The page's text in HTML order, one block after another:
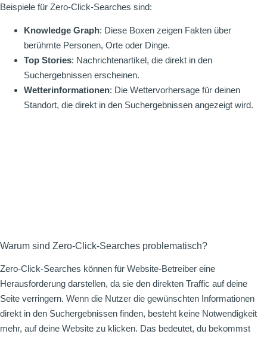
Beispiele für Zero-Click-Searches sind:
Knowledge Graph: Diese Boxen zeigen Fakten über
berühmte Personen, Orte oder Dinge.
Top Stories: Nachrichtenartikel, die direkt in den
Suchergebnissen erscheinen.
Wetterinformationen: Die Wettervorhersage für deinen
Standort, die direkt in den Suchergebnissen angezeigt wird.
Warum sind Zero-Click-Searches problematisch?
Zero-Click-Searches können für Website-Betreiber eine
Herausforderung darstellen, da sie den direkten Traffic auf deine
Seite verringern. Wenn die Nutzer die gewünschten Informationen
direkt in den Suchergebnissen finden, besteht keine Notwendigkeit
mehr, auf deine Website zu klicken. Das bedeutet, du bekommst